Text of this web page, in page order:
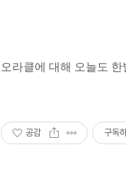
오라클에 대해 오늘도 한
공감 구독